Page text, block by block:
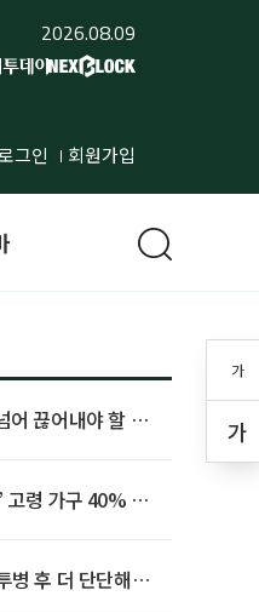
2026.08.09
그인 회원가입
가
가
어 끊어내야 할 사
고령 가구 40% 노
병 후 더 단단해진